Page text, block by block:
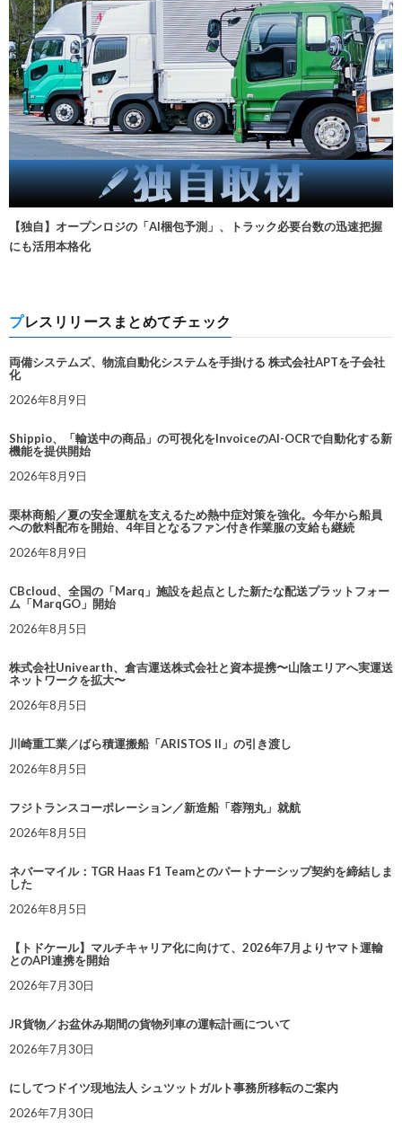
【独自】オープンロジの「AI梱包予測」、トラック必要台数の迅速把握
にも活用本格化
プレスリリースまとめてチェック
両備システムズ、物流自動化システムを手掛ける 株式会社APTを子会社
化
2026年8月9日
Shippio、「輸送中の商品」の可視化をInvoiceのAI-OCRで自動化する新
機能を提供開始
2026年8月9日
栗林商船／夏の安全運航を支えるため熱中症対策を強化。今年から船員
への飲料配布を開始、4年目となるファン付き作業服の支給も継続
2026年8月9日
CBcloud、全国の「Marq」施設を起点とした新たな配送プラットフォー
ム「MarqGO」開始
2026年8月5日
株式会社Univearth、倉吉運送株式会社と資本提携〜山陰エリアへ実運送
ネットワークを拡大〜
2026年8月5日
川崎重工業／ばら積運搬船「ARISTOS II」の引き渡し
2026年8月5日
フジトランスコーポレーション／新造船「蓉翔丸」就航
2026年8月5日
ネバーマイル：TGR Haas F1 Teamとのパートナーシップ契約を締結しま
した
2026年8月5日
【トドケール】マルチキャリア化に向けて、2026年7月よりヤマト運輸
とのAPI連携を開始
2026年7月30日
JR貨物／お盆休み期間の貨物列車の運転計画について
2026年7月30日
にしてつドイツ現地法人 シュツットガルト事務所移転のご案内
2026年7月30日